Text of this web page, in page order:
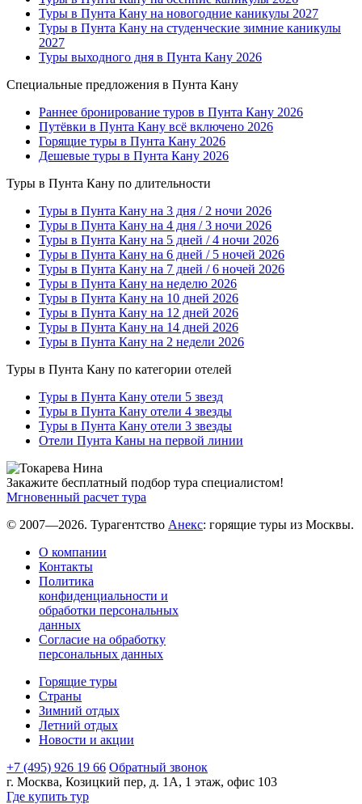
Туры в Пунта Кану на новогодние каникулы 2027
Туры в Пунта Кану на студенческие зимние каникулы
2027
Туры выходного дня в Пунта Кану 2026
Специальные предложения в Пунта Кану
Раннее бронирование туров в Пунта Кану 2026
Путёвки в Пунта Кану всё включено 2026
Горящие туры в Пунта Кану 2026
Дешевые туры в Пунта Кану 2026
Туры в Пунта Кану по длительности
Туры в Пунта Кану на 3 дня / 2 ночи 2026
Туры в Пунта Кану на 4 дня / 3 ночи 2026
Туры в Пунта Кану на 5 дней / 4 ночи 2026
Туры в Пунта Кану на 6 дней / 5 ночей 2026
Туры в Пунта Кану на 7 дней / 6 ночей 2026
Туры в Пунта Кану на неделю 2026
Туры в Пунта Кану на 10 дней 2026
Туры в Пунта Кану на 12 дней 2026
Туры в Пунта Кану на 14 дней 2026
Туры в Пунта Кану на 2 недели 2026
Туры в Пунта Кану по категории отелей
Туры в Пунта Кану отели 5 звезд
Туры в Пунта Кану отели 4 звезды
Туры в Пунта Кану отели 3 звезды
Отели Пунта Каны на первой линии
Закажите бесплатный подбор тура специалистом!
Мгновенный расчет тура
© 2007—2026. Турагентство Анекс: горящие туры из Москвы.
О компании
Контакты
Политика
конфиденциальности и
обработки персональных
данных
Согласие на обработку
персональных данных
Горящие туры
Страны
Зимний отдых
Летний отдых
Новости и акции
+7 (495) 926 19 66 Обратный звонок
г. Москва, Козицкий пер, д. 1А, 1 этаж, офис 103
Где купить тур